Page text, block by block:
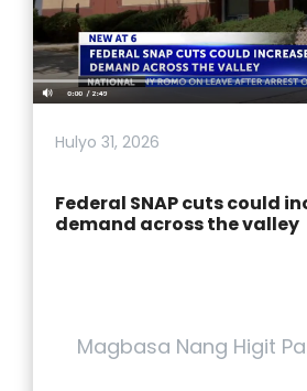
Hulyo 31, 2026
Federal SNAP cuts could
demand across the valley
Magbasa Nang Higit Pa